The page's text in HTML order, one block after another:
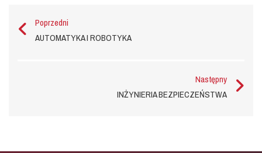
Poprzedni
AUTOMATYKA I ROBOTYKA
Następny
INŻYNIERIA BEZPIECZEŃSTWA